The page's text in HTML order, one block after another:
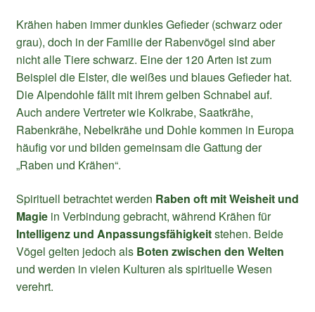
Krähen haben immer dunkles Gefieder (schwarz oder
grau), doch in der Familie der Rabenvögel sind aber
nicht alle Tiere schwarz. Eine der 120 Arten ist zum
Beispiel die Elster, die weißes und blaues Gefieder hat.
Die Alpendohle fällt mit ihrem gelben Schnabel auf.
Auch andere Vertreter wie Kolkrabe, Saatkrähe,
Rabenkrähe, Nebelkrähe und Dohle kommen in Europa
häufig vor und bilden gemeinsam die Gattung der
„Raben und Krähen“.
Spirituell betrachtet werden Raben oft mit Weisheit und
Magie in Verbindung gebracht, während Krähen für
Intelligenz und Anpassungsfähigkeitstehen. Beide
Vögel gelten jedoch als Boten zwischen den Welten
und werden in vielen Kulturen als spirituelle Wesen
verehrt.